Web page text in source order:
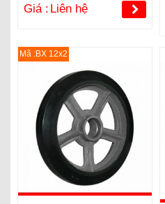
Giá : Liên hệ
Mã :BX 12x2